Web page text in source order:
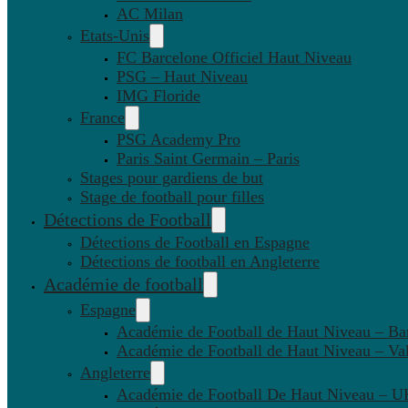
AC Milan
Etats-Unis
FC Barcelone Officiel Haut Niveau
PSG – Haut Niveau
IMG Floride
France
PSG Academy Pro
Paris Saint Germain – Paris
Stages pour gardiens de but
Stage de football pour filles
Détections de Football
Détections de Football en Espagne
Détections de football en Angleterre
Académie de football
Espagne
Académie de Football de Haut Niveau –
Académie de Football de Haut Niveau –
Angleterre
Académie de Football De Haut Niveau –